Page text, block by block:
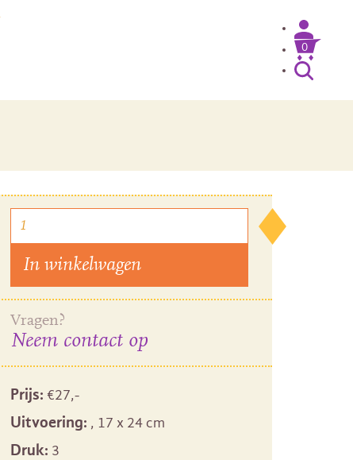
0
In winkelwagen
Vragen?
Neem contact op
Prijs: €27,-
Uitvoering: , 17 x 24 cm
Druk: 3